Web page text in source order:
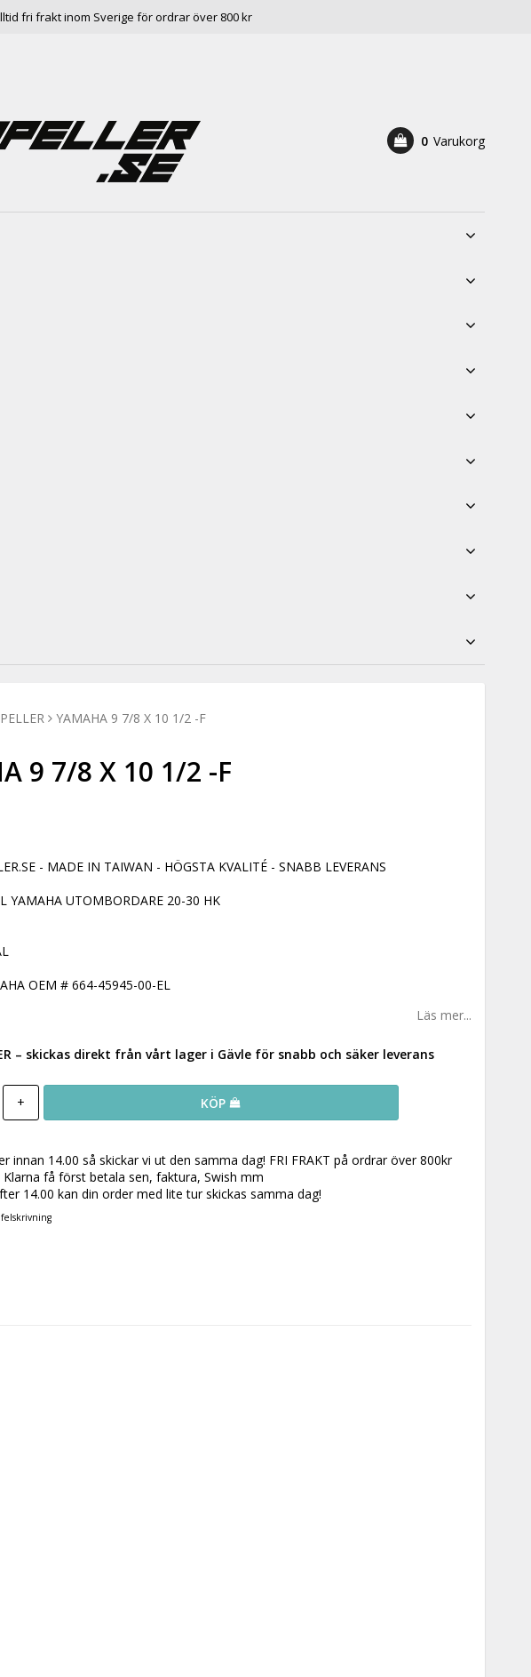
fri frakt inom Sverige för ordrar över 800 kr
0 Varukorg
YAMAHA 9 7/8 X 10 1/2 -F
9 7/8 X 10 1/2 -F
- MADE IN TAIWAN - HÖGSTA KVALITÉ - SNABB LEVERANS
YAMAHA UTOMBORDARE 20-30 HK
OEM # 664-45945-00-EL
Läs mer...
– skickas direkt från vårt lager i Gävle för snabb och säker leverans
+ KÖP
innan 14.00 så skickar vi ut den samma dag! FRI FRAKT på ordrar över 800kr
Klarna få först betala sen, faktura, Swish mm
14.00 kan din order med lite tur skickas samma dag!